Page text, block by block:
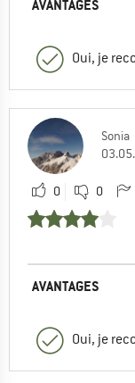
AVANTAGES
Oui, je
Sonia
0 0
AVANTAGES
Oui, je